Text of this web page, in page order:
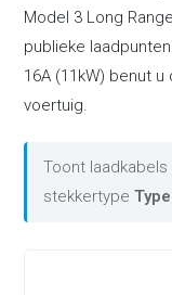
Model 3 Long
publieke
16A (11kW) benut
voertuig.
Toont laadkabels
stekkertype